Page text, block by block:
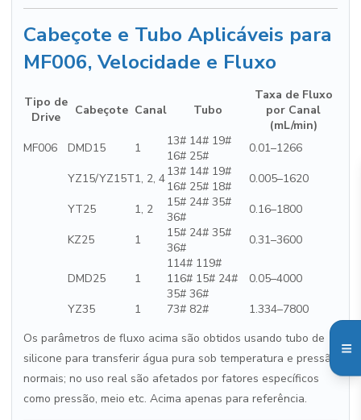
Cabeçote e Tubo Aplicáveis para
MF006, Velocidade e Fluxo
Tipo de
Drive
Cabeçote Canal Tubo
Taxa de Fluxo
por Canal
(mL/min)
MF006
DMD15 1
13# 14# 19#
16# 25#
0.01–1266
YZ15/YZ15T1, 2, 413# 14# 19#
16# 25# 18#
0.005–1620
YT25
1, 2
15# 24# 35#
36#
0.16–1800
KZ25
1
15# 24# 35#
36#
0.31–3600
DMD25 1
114# 119#
116# 15# 24#
35# 36#
0.05–4000
YZ35
1 73# 82#
1.334–7800
Os parâmetros de fluxo acima são obtidos usando tubo de
silicone para transferir água pura sob temperatura e pressão
normais; no uso real são afetados por fatores específicos
como pressão, meio etc. Acima apenas para referência.